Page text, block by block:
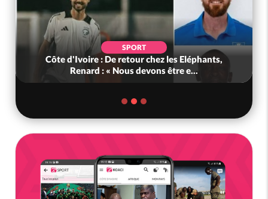
SPORT
Côte d'Ivoire : De retour chez les Eléphants,
Renard : « Nous devons être e...